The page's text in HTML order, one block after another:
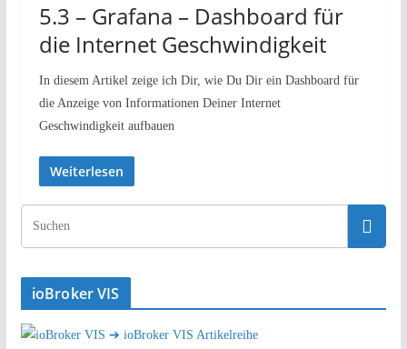
5.3 – Grafana – Dashboard für
die Internet Geschwindigkeit
In diesem Artikel zeige ich Dir, wie Du Dir ein Dashboard für
die Anzeige von Informationen Deiner Internet
Geschwindigkeit aufbauen
Weiterlesen
ioBroker VIS
➔ ioBroker VIS Artikelreihe